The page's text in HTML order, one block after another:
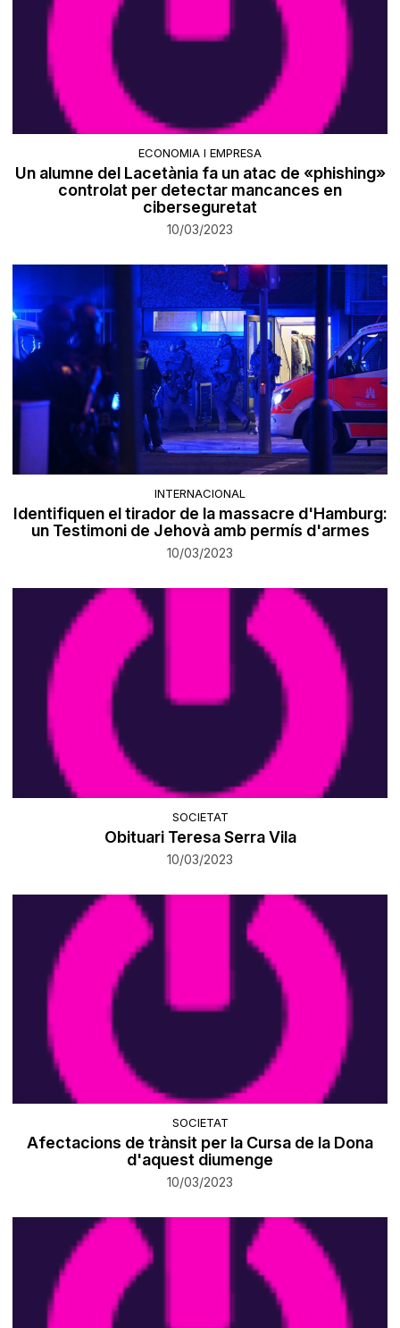
ECONOMIA I EMPRESA
Un alumne del Lacetània fa un atac de «phishing»
controlat per detectar mancances en
ciberseguretat
10/03/2023
INTERNACIONAL
Identifiquen el tirador de la massacre d'Hamburg:
un Testimoni de Jehovà amb permís d'armes
10/03/2023
SOCIETAT
Obituari Teresa Serra Vila
10/03/2023
SOCIETAT
Afectacions de trànsit per la Cursa de la Dona
d'aquest diumenge
10/03/2023